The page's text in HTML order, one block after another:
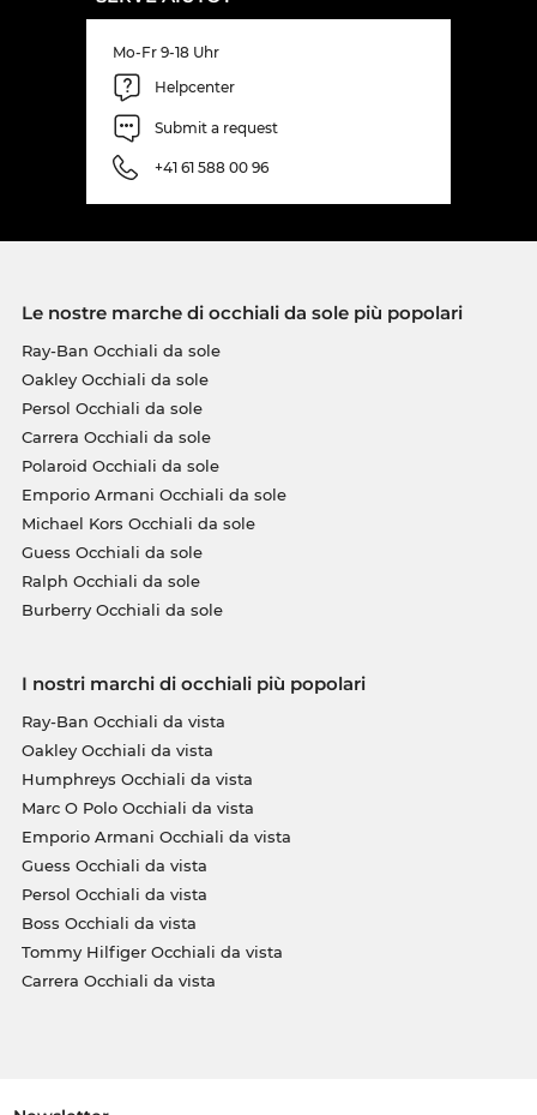
Mo-Fr 9-18 Uhr
Helpcenter
Submit a request
+41 61 588 00 96
Le nostre marche di occhiali da sole più popolari
Ray-Ban Occhiali da sole
Oakley Occhiali da sole
Persol Occhiali da sole
Carrera Occhiali da sole
Polaroid Occhiali da sole
Emporio Armani Occhiali da sole
Michael Kors Occhiali da sole
Guess Occhiali da sole
Ralph Occhiali da sole
Burberry Occhiali da sole
I nostri marchi di occhiali più popolari
Ray-Ban Occhiali da vista
Oakley Occhiali da vista
Humphreys Occhiali da vista
Marc O Polo Occhiali da vista
Emporio Armani Occhiali da vista
Guess Occhiali da vista
Persol Occhiali da vista
Boss Occhiali da vista
Tommy Hilfiger Occhiali da vista
Carrera Occhiali da vista